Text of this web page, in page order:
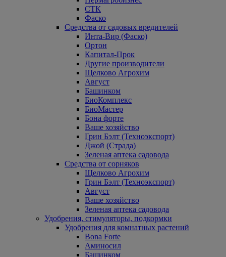
СТК
Фаско
Средства от садовых вредителей
Инта-Вир (Фаско)
Ортон
Капитал-Прок
Другие производители
Щелково Агрохим
Август
Башинком
БиоКомплекс
БиоМастер
Бона форте
Ваше хозяйство
Грин Бэлт (Техноэкспорт)
Джой (Страда)
Зеленая аптека садовода
Средства от сорняков
Щелково Агрохим
Грин Бэлт (Техноэкспорт)
Август
Ваше хозяйство
Зеленая аптека садовода
Удобрения, стимуляторы, подкормки
Удобрения для комнатных растений
Bona Forte
Аминосил
Башинком